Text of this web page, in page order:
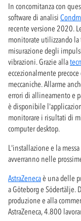
In concomitanza con
software di analisi
recente versione 2020.
monitorate utilizzando la
misurazione degli
vibrazioni. Grazie alla
eccezionalmente
meccaniche. Allarme
errori di allineamento e
è disponibile
monitorare i risultati di
computer desktop.
L'installazione e la
avverranno nelle
AstraZenecaè una delle
a Göteborg e Södertälje.
produzione e alla
AstraZeneca, 4.800